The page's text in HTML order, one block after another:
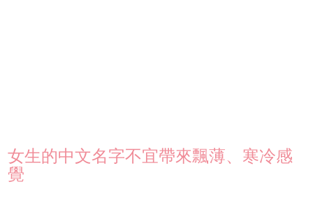
女生的中文名字不宜帶來飄薄、寒冷感
覺